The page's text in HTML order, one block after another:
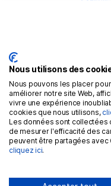
Nous utilisons des
Nous pouvons les placer
améliorer notre site Web,
vivre une expérience
cookies que nous utilisons,
Les données sont collectées
de mesurer l'efficacité des
peuvent être partagées avec
cliquez ici.